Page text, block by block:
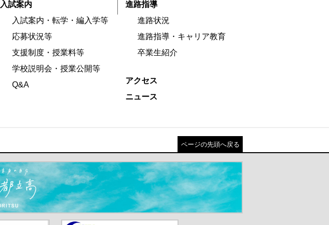
入試案内
入試案内・転学・編入学等
応募状況等
支援制度・授業料等
学校説明会・授業公開等
Q&A
進路指導
進路状況
進路指導・キャリア教育
卒業生紹介
アクセス
ニュース
ページの先頭へ戻る